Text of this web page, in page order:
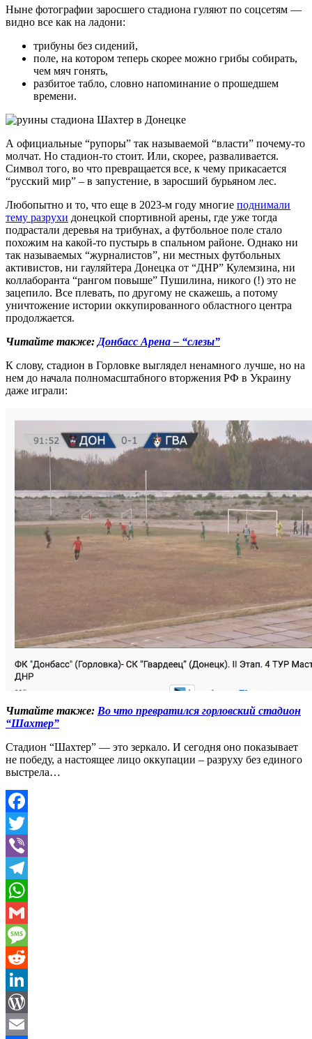
Ныне фотографии заросшего стадиона гуляют по соцсетям —
видно все как на ладони:
трибуны без сидений,
поле, на котором теперь скорее можно грибы собирать,
чем мяч гонять,
разбитое табло, словно напоминание о прошедшем
времени.
А официальные “рупоры” так называемой “власти” почему-то
молчат. Но стадион-то стоит. Или, скорее, разваливается.
Символ того, во что превращается все, к чему прикасается
“русский мир” – в запустение, в заросший бурьяном лес.
Любопытно и то, что еще в 2023-м году многие поднимали
тему разрухи донецкой спортивной арены, где уже тогда
подрастали деревья на трибунах, а футбольное поле стало
похожим на какой-то пустырь в спальном районе. Однако ни
так называемых “журналистов”, ни местных футбольных
активистов, ни гауляйтера Донецка от “ДНР” Кулемзина, ни
коллаборанта “рангом повыше” Пушилина, никого (!) это не
зацепило. Все плевать, по другому не скажешь, а потому
уничтожение истории оккупированного областного центра
продолжается.
Читайте также: Донбасс Арена – “слезы”
К слову, стадион в Горловке выглядел ненамного лучше, но на
нем до начала полномасштабного вторжения РФ в Украину
даже играли:
Читайте также: Во что превратился горловский стадион
“Шахтер”
Стадион “Шахтер” — это зеркало. И сегодня оно показывает
не победу, а настоящее лицо оккупации – разруху без единого
выстрела…
Facebook
Twitter
Viber
Telegram
WhatsApp
Gmail
Message
Reddit
LinkedIn
WordPress